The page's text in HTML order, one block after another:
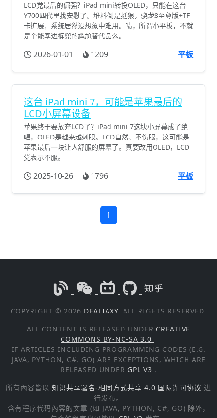
LCD党最后的倔强？iPad mini转投OLED，只能在这台
Y700四代里找安慰了。堆料倒是挺狠，骁龙8至尊版+TF
卡扩展，系统居然没想象中难用。啧，所谓小平板，不就
是个能塞进裤兜的尴尬替代品么。
2026-01-01 1209 平板
这台 iPad mini 7，可能是苹果最后的
LCD小屏幕设备
苹果终于要放弃LCD了？iPad mini 7这块小屏幕成了绝
唱，OLED是越来越刺眼。LCD自然、不伤眼，这可能是
苹果最后一块让人舒服的屏幕了。真要改用OLED，LCD
党表示不服。
2025-10-26 1796 平板
1
COPYRIGHT © 2026 DEALIAXY. ALL RIGHTS RESERVED.
ALL CONTENT IS RELEASED UNDER CREATIVE
COMMONS BY-NC-SA 3.0 .
IF ARTICLES INCLUDING PROGRAMMING CODES (E.G.
JAVA, PYTHON, C#, GO) ARE EXCEPTIONS, WHICH ARE
RELEASED UNDER GPL V3 .
所有內容皆以 知识共享署名-相同方式共享 4.0 国际许可协议 进
行发布。
含有程序代码內容的文章 (如 JAVA, PYTHON, C#, GO) 除外，